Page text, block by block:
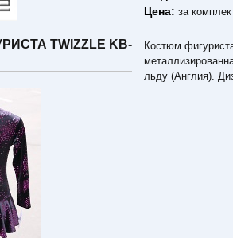
TWIZZLE KB-
Цена:за
Костюм
льду (Англия).